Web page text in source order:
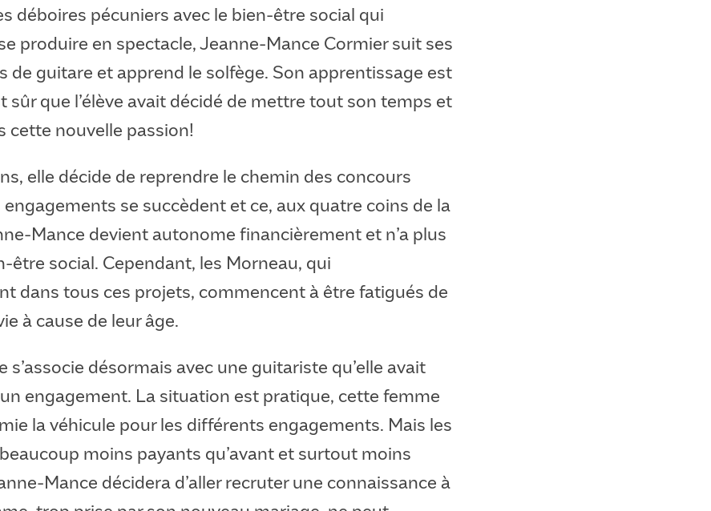
déboires pécuniers avec le bien-être social qui
produire en spectacle, Jeanne-Mance Cormier suit ses
de guitare et apprend le solfège. Son apprentissage est
sûr que l’élève avait décidé de mettre tout son temps et
cette nouvelle passion!
elle décide de reprendre le chemin des concours
engagements se succèdent et ce, aux quatre coins de la
Mance devient autonome financièrement et n’a plus
être social. Cependant, les Morneau, qui
dans tous ces projets, commencent à être fatigués de
à cause de leur âge.
s’associe désormais avec une guitariste qu’elle avait
engagement. La situation est pratique, cette femme
la véhicule pour les différents engagements. Mais les
moins payants qu’avant et surtout moins
Mance décidera d’aller recruter une connaissance à